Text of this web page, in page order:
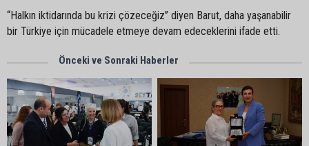
“Halkın iktidarında bu krizi çözeceğiz” diyen Barut, daha yaşanabilir
bir Türkiye için mücadele etmeye devam edeceklerini ifade etti.
Önceki ve Sonraki Haberler